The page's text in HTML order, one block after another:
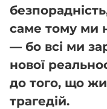
саме тому ми
— бо всі ми
нової
до того, що
трагедій.